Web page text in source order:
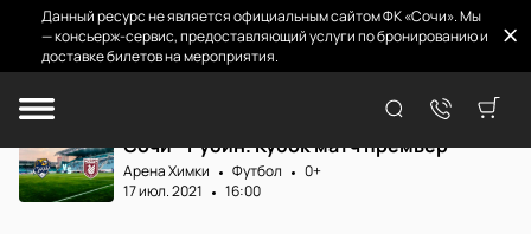
Данный ресурс не является официальным сайтом ФК «Сочи». Мы
— консьерж-сервис, предоставляющий услуги по бронированию и
доставке билетов на мероприятия.
Главная
Сочи - Рубин. Кубок матч премьер
Арена Химки Футбол
0+
17 июл. 2021
16:00